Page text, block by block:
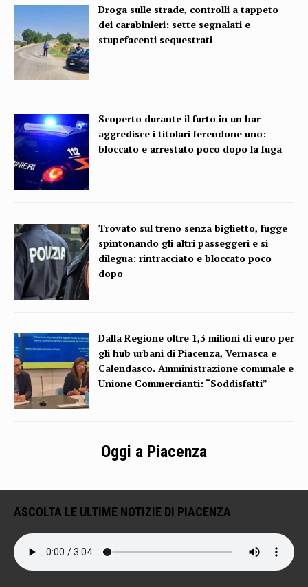
Droga sulle strade, controlli a tappeto
dei carabinieri: sette segnalati e
stupefacenti sequestrati
Scoperto durante il furto in un bar
aggredisce i titolari ferendone uno:
bloccato e arrestato poco dopo la fuga
Trovato sul treno senza biglietto, fugge
spintonando gli altri passeggeri e si
dilegua: rintracciato e bloccato poco
dopo
Dalla Regione oltre 1,3 milioni di euro per
gli hub urbani di Piacenza, Vernasca e
Calendasco. Amministrazione comunale e
Unione Commercianti: “Soddisfatti”
Oggi a Piacenza
ASCOLTA LE ULTIME NOTIZIE DI PIACENZA